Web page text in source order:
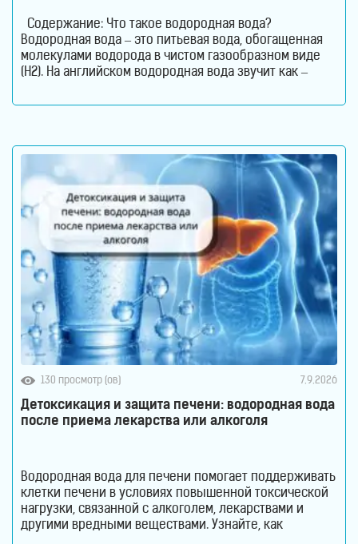
Содержание: Что такое водородная вода?
Водородная вода – это питьевая вода, обогащенная
молекулами водорода в чистом газообразном виде
(H2). На английском водородная вода звучит как –
воде молекулы водорода не вступают в химическую
130 просмотр (ов) 7.9.2026
Детоксикация и защита печени: водородная вода
после приема лекарства или алкоголя
Водородная вода для печени помогает поддерживать
клетки печени в условиях повышенной токсической
нагрузки, связанной с алкоголем, лекарствами и
другими вредными веществами. Узнайте, как